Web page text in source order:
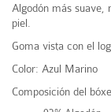
Algodón más suave,
piel.
Goma vista con el
Color: Azul Marino
Composición del